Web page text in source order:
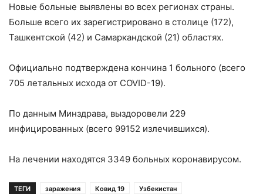
Новые больные выявлены во всех регионах страны.
Больше всего их зарегистрировано в столице (172),
Ташкентской (42) и Самаркандской (21) областях.
Официально подтверждена кончина 1 больного (всего
705 летальных исхода от COVID-19).
По данным Минздрава, выздоровели 229
инфицированных (всего 99152 излечившихся).
На лечении находятся 3349 больных коронавирусом.
ТЕГИ заражения Ковид 19 Узбекистан